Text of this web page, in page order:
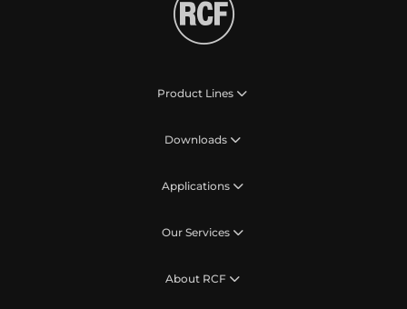
Product Lines
Downloads
Applications
Our Services
About RCF